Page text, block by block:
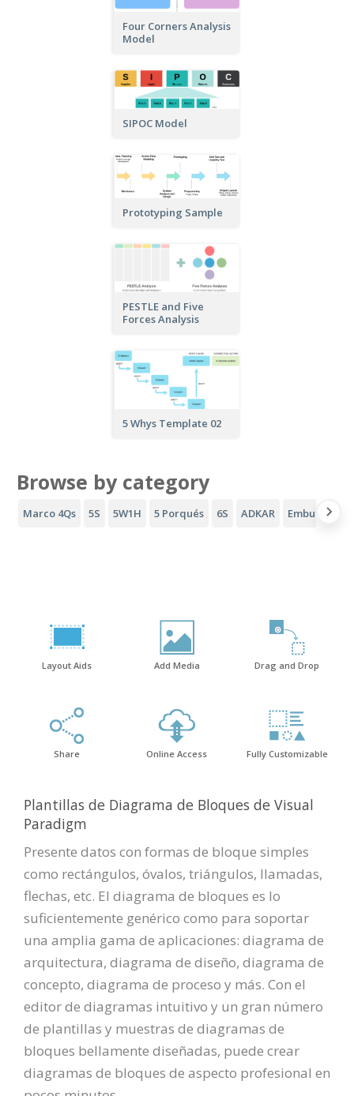
Four Corners Analysis
Model
SIPOC Model
Prototyping Sample
PESTLE and Five
Forces Analysis
5 Whys Template 02
Browse by category
Marco 4Qs 5S 5W1H 5 Porqués 6S ADKAR Embudo
Layout Aids Add Media Drag and Drop
Share Online Access Fully Customizable
Plantillas de Diagrama de Bloques de Visual
Paradigm
Presente datos con formas de bloque simples
como rectángulos, óvalos, triángulos, llamadas,
flechas, etc. El diagrama de bloques es lo
suficientemente genérico como para soportar
una amplia gama de aplicaciones: diagrama de
arquitectura, diagrama de diseño, diagrama de
concepto, diagrama de proceso y más. Con el
editor de diagramas intuitivo y un gran número
de plantillas y muestras de diagramas de
bloques bellamente diseñadas, puede crear
diagramas de bloques de aspecto profesional en